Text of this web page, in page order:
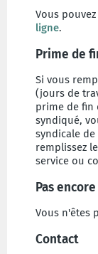
Vous
ligne.
Prime de
Si vous
(jours de
prime de fin
syndiqué,
syndicale de
remplissez
service ou
Pas
Vous n'êtes
Contact